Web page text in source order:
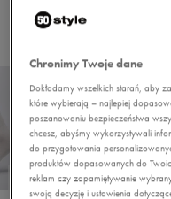
innych dzięki swojemu
dodatkową amortyzację, co
Chronimy Twoje dane
Dokładamy wszelkich starań, aby
które wybierają – najlepiej
poszanowaniu bezpieczeństwa
chcesz, abyśmy wykorzystywali
do przygotowania
produktów dopasowanych do
reklam czy zapamiętywanie
swoją decyzję i ustawienia